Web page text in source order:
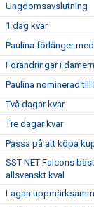
Ungdomsavslutning
1 dag kvar
Paulina förlänger
Förändringar i
Paulina nominerad
Två dagar kvar
Tre dagar kvar
Passa på att köpa
SST NET Falcons
allsvenskt kval
Lagan